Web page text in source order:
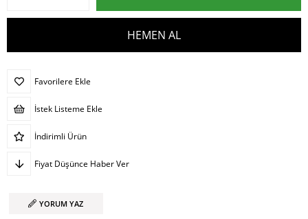
Favorilere Ekle
İstek Listeme Ekle
İndirimli Ürün
Fiyat Düşünce Haber Ver
YORUM YAZ